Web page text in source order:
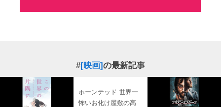
#[映画]の最新記事
ホーンテッド 世界一
怖いお化け屋敷の高